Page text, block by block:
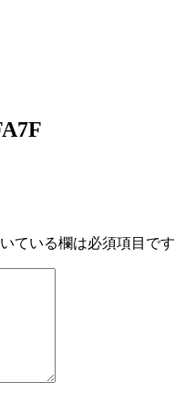
ている欄は必須項目です